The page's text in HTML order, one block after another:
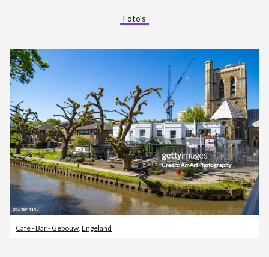
Foto's
Café - Bar - Gebouw, Engeland